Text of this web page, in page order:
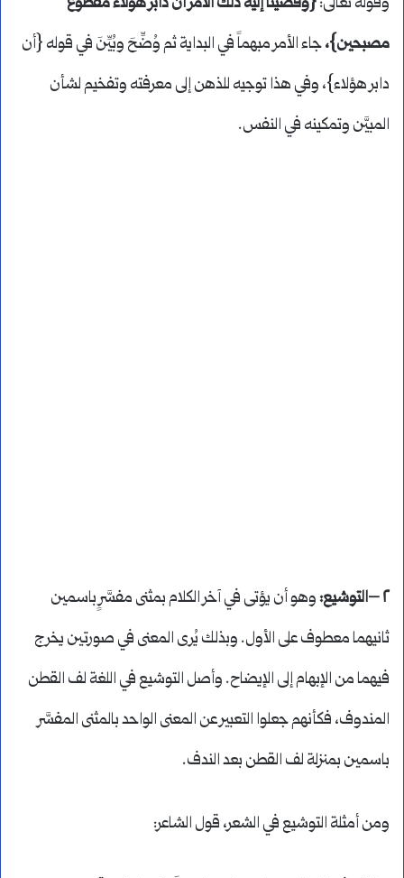
مصبحين}،جاء الأمر مبهماً في البداية ثم وُضِّحَ وبُيِّنَ في قوله {أن
دابر هؤلاء}، وفي هذا توجيه للذهن إلى معرفته وتفخيم لشأن
المبيَّن وتمكينه في النفس.
٢ –التوشيع:
وهو أن يؤتى في آخر الكلام بمثنى مفسَّرٍ باسمين
ثانيهما معطوف على الأول. وبذلك يُرى المعنى في صورتين يخرج
فيهما من الإبهام إلى الإيضاح. وأصل التوشيع في اللغة لف القطن
المندوف، فكأنهم جعلوا التعبير عن المعنى الواحد بالمثنى المفسَّر
باسمين بمنزلة لف القطن بعد الندف.
ومن أمثلة التوشيع في الشعر، قول الشاعر: